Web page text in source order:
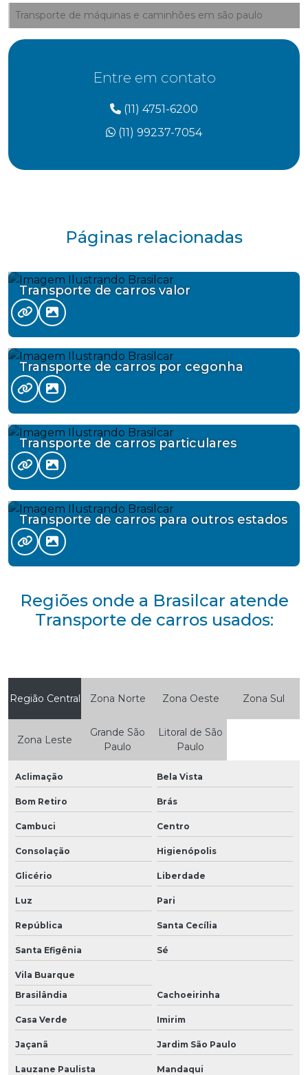
Transporte de máquinas e caminhões em são paulo
Entre em contato
(11) 4751-6200
(11) 99237-7054
Páginas relacionadas
Transporte de carros valor
Transporte de carros por cegonha
Transporte de carros particulares
Transporte de carros para outros estados
Regiões onde a Brasilcar atende
Transporte de carros usados:
Região Central Zona Norte Zona Oeste Zona Sul
Zona Leste
Grande São
Paulo
Litoral de São
Paulo
Aclimação Bela Vista
Bom Retiro Brás
Cambuci Centro
Consolação Higienópolis
Glicério Liberdade
Luz Pari
República Santa Cecília
Santa Efigênia Sé
Vila Buarque
Brasilândia
Cachoeirinha
Casa Verde Imirim
Jaçanã Jardim São Paulo
Lauzane Paulista Mandaqui